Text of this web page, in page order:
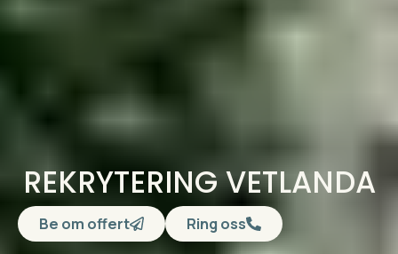
REKRYTERING VETLANDA
Be om offert Ring oss